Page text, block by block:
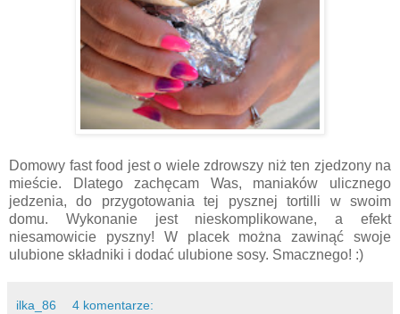
Domowy fast food jest o wiele zdrowszy niż ten zjedzony na
mieście. Dlatego zachęcam Was, maniaków ulicznego
jedzenia, do przygotowania tej pysznej tortilli w swoim
domu. Wykonanie jest nieskomplikowane, a efekt
niesamowicie pyszny! W placek można zawinąć swoje
ulubione składniki i dodać ulubione sosy. Smacznego! :)
ilka_86 4 komentarze: